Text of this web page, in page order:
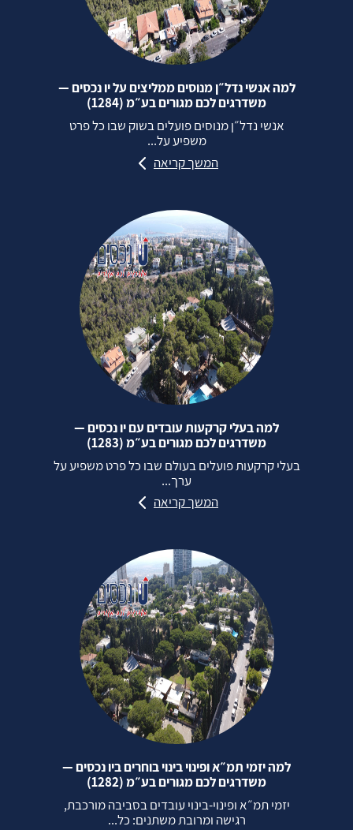
למה אנשי נדל״ן מנוסים ממליצים על יו נכסים —
משדרגים לכם מגורים בע״מ (1284)
אנשי נדל״ן מנוסים פועלים בשוק שבו כל פרט
משפיע על...
המשך קריאה
למה בעלי קרקעות עובדים עם יו נכסים —
משדרגים לכם מגורים בע״מ (1283)
בעלי קרקעות פועלים בעולם שבו כל פרט משפיע על
ערך...
המשך קריאה
למה יזמי תמ״א ופינוי בינוי בוחרים ביו נכסים —
משדרגים לכם מגורים בע״מ (1282)
יזמי תמ״א ופינוי‑בינוי עובדים בסביבה מורכבת,
רגישה ומרובת משתנים: כל...